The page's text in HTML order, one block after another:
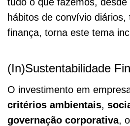
tudo o que fazemos, desde
hábitos de convívio diários,
finança, torna este tema
(In)Sustentabilidade
O investimento em
critérios ambientais,
governação corporativa,